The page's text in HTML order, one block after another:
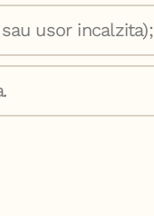
usor incalzita);